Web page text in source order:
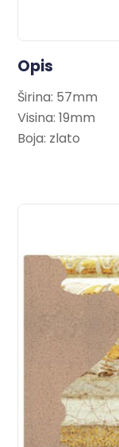
Opis
Širina: 57mm
Visina: 19mm
Boja: zlato